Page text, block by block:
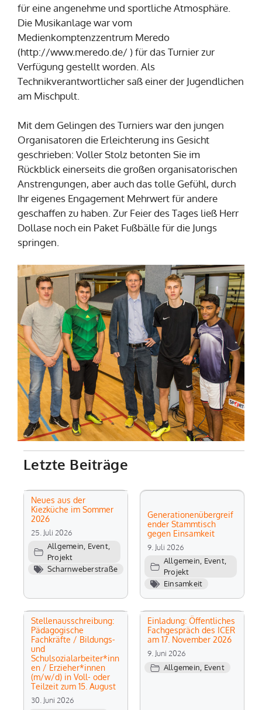
für eine angenehme und sportliche Atmosphäre.
Die Musikanlage war vom
Medienkomptenzzentrum Meredo
(http://www.meredo.de/ ) für das Turnier zur
Verfügung gestellt worden. Als
Technikverantwortlicher saß einer der Jugendlichen
am Mischpult.
Mit dem Gelingen des Turniers war den jungen
Organisatoren die Erleichterung ins Gesicht
geschrieben: Voller Stolz betonten Sie im
Rückblick einerseits die großen organisatorischen
Anstrengungen, aber auch das tolle Gefühl, durch
Ihr eigenes Engagement Mehrwert für andere
geschaffen zu haben. Zur Feier des Tages ließ Herr
Dollase noch ein Paket Fußbälle für die Jungs
springen.
Letzte Beiträge
Neues aus der
Kiezküche im Sommer
2026
25. Juli 2026
Allgemein Event,
Projekt
Scharnweberstraße
Generationenübergreif
ender Stammtisch
gegen Einsamkeit
9. Juli 2026
Allgemein Event,
Projekt
Einsamkeit
Stellenausschreibung:
Pädagogische
Fachkräfte / Bildungs-
und
Schulsozialarbeiter*inn
en / Erzieher*innen
(m/w/d) in Voll- oder
Teilzeit zum 15. August
30. Juni 2026
Einladung: Öffentliches
Fachgespräch des ICER
am 17. November 2026
9. Juni 2026
Allgemein, Event